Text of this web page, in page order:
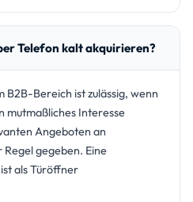
Telefon kalt akquirieren?
B2B-Bereich ist zulässig, wenn
mutmaßliches Interesse
Angeboten an
gegeben. Eine
als Türöffner